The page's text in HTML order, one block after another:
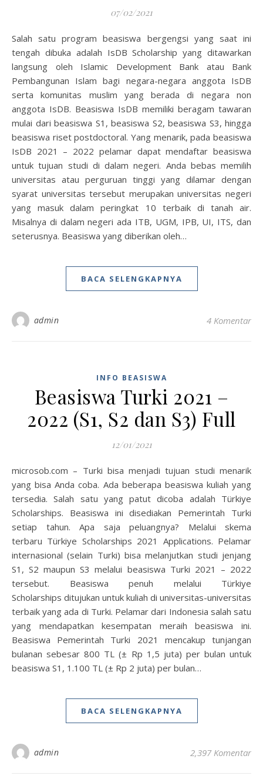
07/02/2021
Salah satu program beasiswa bergengsi yang saat ini
tengah dibuka adalah IsDB Scholarship yang ditawarkan
langsung oleh Islamic Development Bank atau Bank
Pembangunan Islam bagi negara-negara anggota IsDB
serta komunitas muslim yang berada di negara non
anggota IsDB. Beasiswa IsDB memiliki beragam tawaran
mulai dari beasiswa S1, beasiswa S2, beasiswa S3, hingga
beasiswa riset postdoctoral. Yang menarik, pada beasiswa
IsDB 2021 – 2022 pelamar dapat mendaftar beasiswa
untuk tujuan studi di dalam negeri. Anda bebas memilih
universitas atau perguruan tinggi yang dilamar dengan
syarat universitas tersebut merupakan universitas negeri
yang masuk dalam peringkat 10 terbaik di tanah air.
Misalnya di dalam negeri ada ITB, UGM, IPB, UI, ITS, dan
seterusnya. Beasiswa yang diberikan oleh…
BACA SELENGKAPNYA
admin 4 Komentar
INFO BEASISWA
Beasiswa Turki 2021 –
2022 (S1, S2 dan S3) Full
12/01/2021
microsob.com – Turki bisa menjadi tujuan studi menarik
yang bisa Anda coba. Ada beberapa beasiswa kuliah yang
tersedia. Salah satu yang patut dicoba adalah Türkiye
Scholarships. Beasiswa ini disediakan Pemerintah Turki
setiap tahun. Apa saja peluangnya? Melalui skema
terbaru Türkiye Scholarships 2021 Applications. Pelamar
internasional (selain Turki) bisa melanjutkan studi jenjang
S1, S2 maupun S3 melalui beasiswa Turki 2021 – 2022
tersebut. Beasiswa penuh melalui Türkiye
Scholarships ditujukan untuk kuliah di universitas-universitas
terbaik yang ada di Turki. Pelamar dari Indonesia salah satu
yang mendapatkan kesempatan meraih beasiswa ini.
Beasiswa Pemerintah Turki 2021 mencakup tunjangan
bulanan sebesar 800 TL (± Rp 1,5 juta) per bulan untuk
beasiswa S1, 1.100 TL (± Rp 2 juta) per bulan…
BACA SELENGKAPNYA
admin 2,397 Komentar